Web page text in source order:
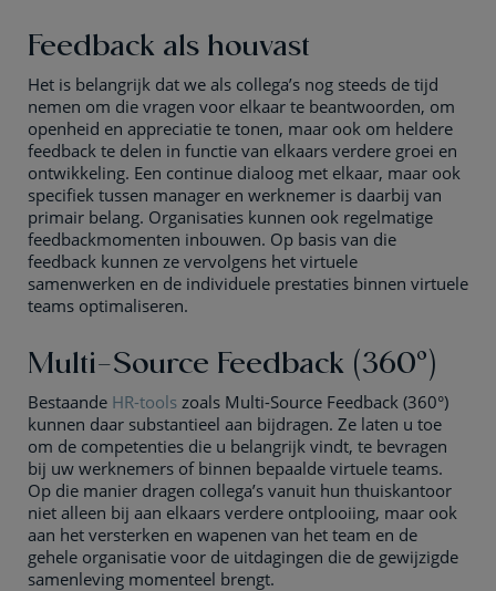
Feedback als houvast
Het is belangrijk dat we als collega’s nog steeds de tijd
nemen om die vragen voor elkaar te beantwoorden, om
openheid en appreciatie te tonen, maar ook om heldere
feedback te delen in functie van elkaars verdere groei en
ontwikkeling. Een continue dialoog met elkaar, maar ook
specifiek tussen manager en werknemer is daarbij van
primair belang. Organisaties kunnen ook regelmatige
feedbackmomenten inbouwen. Op basis van die
feedback kunnen ze vervolgens het virtuele
samenwerken en de individuele prestaties binnen virtuele
teams optimaliseren.
Multi-Source Feedback (360°)
Bestaande HR-tools zoals Multi-Source Feedback (360°)
kunnen daar substantieel aan bijdragen. Ze laten u toe
om de competenties die u belangrijk vindt, te bevragen
bij uw werknemers of binnen bepaalde virtuele teams.
Op die manier dragen collega’s vanuit hun thuiskantoor
niet alleen bij aan elkaars verdere ontplooiing, maar ook
aan het versterken en wapenen van het team en de
gehele organisatie voor de uitdagingen die de gewijzigde
samenleving momenteel brengt.